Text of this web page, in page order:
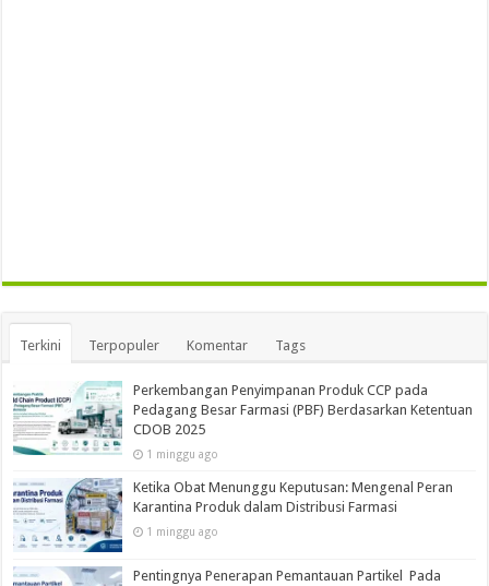
Terkini Terpopuler Komentar Tags
Perkembangan Penyimpanan Produk CCP pada
Pedagang Besar Farmasi (PBF) Berdasarkan Ketentuan
CDOB 2025
1 minggu ago
Ketika Obat Menunggu Keputusan: Mengenal Peran
Karantina Produk dalam Distribusi Farmasi
1 minggu ago
Pentingnya Penerapan Pemantauan Partikel Pada